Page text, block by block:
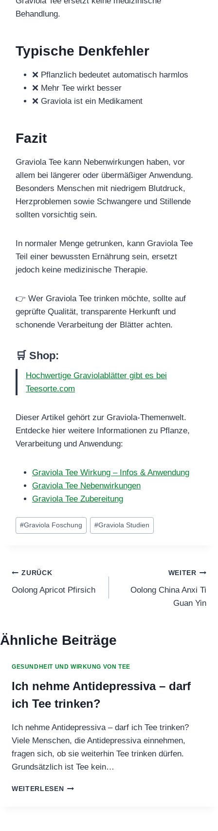
Behandlung.
Typische Denkfehler
❌ Pflanzlich bedeutet automatisch harmlos
❌ Mehr Tee wirkt besser
❌ Graviola ist ein Medikament
Fazit
Graviola Tee kann Nebenwirkungen haben, vor
allem bei längerer oder übermäßiger Anwendung.
Besonders Menschen mit niedrigem Blutdruck,
Herzproblemen sowie Schwangere und Stillende
sollten vorsichtig sein.
In normaler Menge getrunken, kann Graviola Tee
Teil einer bewussten Ernährung sein, ersetzt
jedoch keine medizinische Therapie.
👉 Wer Graviola Tee trinken möchte, sollte auf
geprüfte Qualität, transparente Herkunft und
schonende Verarbeitung der Blätter achten.
🛒 Shop:
Hochwertige Graviolablätter gibt es bei
Teesorte.com
Dieser Artikel gehört zur Graviola-Themenwelt.
Entdecke hier weitere Informationen zu Pflanze,
Verarbeitung und Anwendung:
Graviola Tee Wirkung – Infos & Anwendung
Graviola Tee Nebenwirkungen
Graviola Tee Zubereitung
Schlagworte:
#Graviola Foschung #Graviola Studien
Beitragsnavigation
ZURÜCK
Oolong Apricot Pfirsich
WEITER
Oolong China Anxi Ti
Guan Yin
Ähnliche Beiträge
GESUNDHEIT UND WIRKUNG VON TEE
Ich nehme Antidepressiva – darf
ich Tee trinken?
Ich nehme Antidepressiva – darf ich Tee trinken?
Viele Menschen, die Antidepressiva einnehmen,
fragen sich, ob sie weiterhin Tee trinken dürfen.
Grundsätzlich ist Tee kein…
WEITERLESENICH